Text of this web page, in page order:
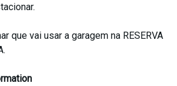
que vai usar a garagem na RESERVA